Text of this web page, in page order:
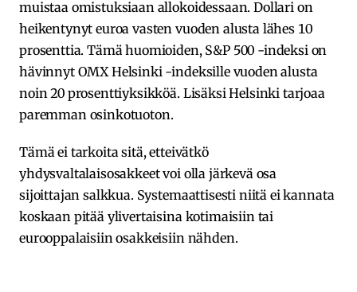
muistaa omistuksiaan allokoidessaan. Dollari on
heikentynyt euroa vasten vuoden alusta lähes 10
prosenttia. Tämä huomioiden, S&P 500 -indeksi on
hävinnyt OMX Helsinki -indeksille vuoden alusta
noin 20 prosenttiyksikköä. Lisäksi Helsinki tarjoaa
paremman osinkotuoton.
Tämä ei tarkoita sitä, etteivätkö
yhdysvaltalaisosakkeet voi olla järkevä osa
sijoittajan salkkua. Systemaattisesti niitä ei kannata
koskaan pitää ylivertaisina kotimaisiin tai
eurooppalaisiin osakkeisiin nähden.